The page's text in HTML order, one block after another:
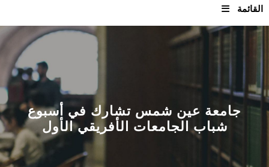
القائمة
الرئيسيـة
عن الجامعة
القطاعـات
الشئون الأكاديمية
جامعة عين شمس تشارك في أسبوع
شباب الجامعات الأفريقي الأول